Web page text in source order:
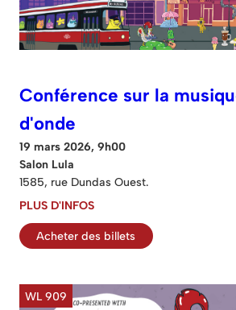
Conférence sur la
d'onde
19 mars 2026, 9h00
Salon Lula
1585, rue Dundas Ouest.
PLUS D'INFOS
Acheter des billets
WL 909